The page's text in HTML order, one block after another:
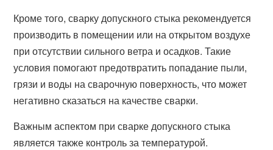
Кроме того, сварку допускного стыка рекомендуется
производить в помещении или на открытом воздухе
при отсутствии сильного ветра и осадков. Такие
условия помогают предотвратить попадание пыли,
грязи и воды на сварочную поверхность, что может
негативно сказаться на качестве сварки.
Важным аспектом при сварке допускного стыка
является также контроль за температурой.